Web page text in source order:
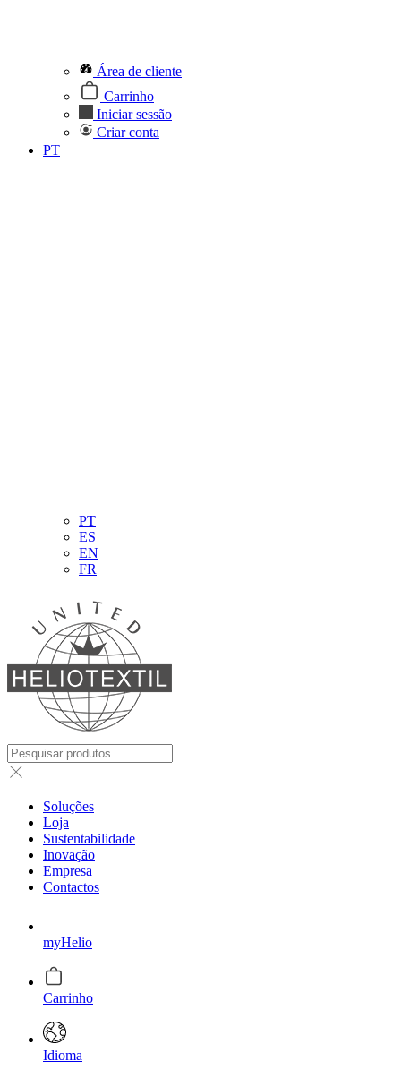
Área de cliente
Carrinho
Iniciar sessão
Criar conta
PT
PT
ES
EN
FR
Soluções
Loja
Sustentabilidade
Inovação
Empresa
Contactos
myHelio
Carrinho
Idioma